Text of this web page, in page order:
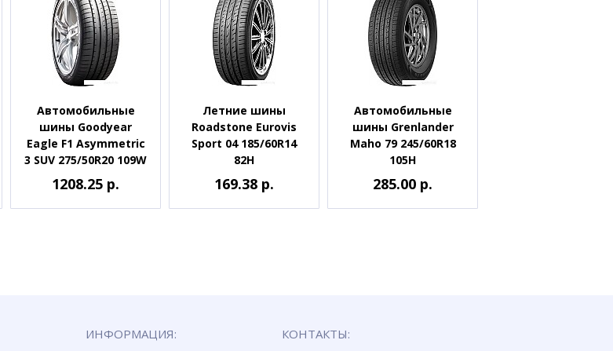
Автомобильные
шины Goodyear
Eagle F1 Asymmetric
3 SUV 275/50R20 109W
1208.25 р.
Летние шины
Roadstone Eurovis
Sport 04 185/60R14
82H
169.38 р.
Автомобильные
шины Grenlander
Maho 79 245/60R18
105H
285.00 р.
ИНФОРМАЦИЯ: КОНТАКТЫ: